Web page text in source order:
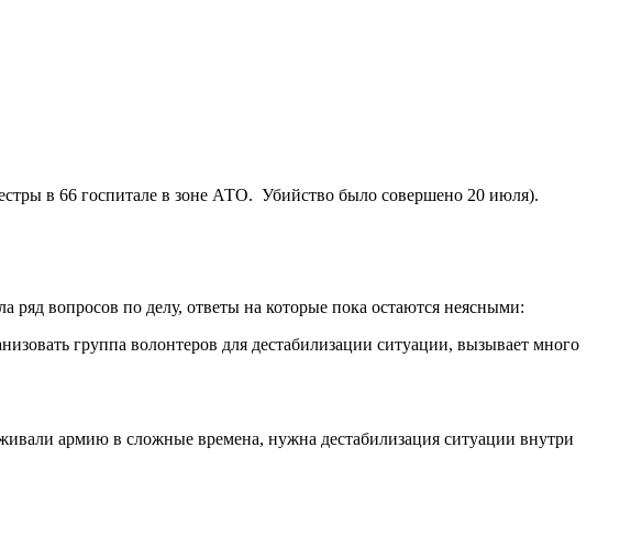
в 66 госпитале в зоне АТО. Убийство было совершено 20 июля).
ряд вопросов по делу, ответы на которые пока остаются неясными:
группа волонтеров для дестабилизации ситуации, вызывает много
армию в сложные времена, нужна дестабилизация ситуации внутри